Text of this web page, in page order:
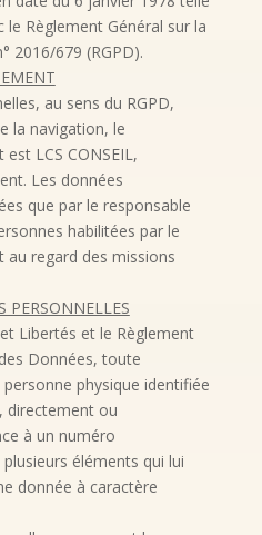
Règlement Général sur la
2016/679 (RGPD).
au sens du RGPD,
la navigation, le
LCS CONSEIL,
Les données
que par le responsable
habilitées par le
regard des missions
PERSONNELLES
Libertés et le Règlement
Données, toute
physique identifiée
directement ou
à un numéro
éléments qui lui
donnée à caractère